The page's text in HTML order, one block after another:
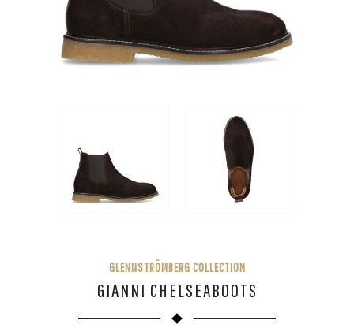
GLENNSTRÖMBERG COLLECTION
GIANNI CHELSEABOOTS